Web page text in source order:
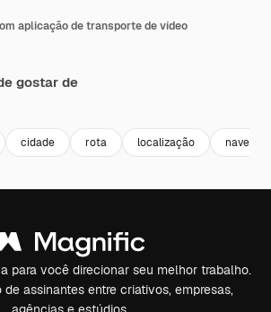
aplicação de transporte de vídeo
gostar de
cidade rota localização
para você direcionar seu melhor trabalho.
de assinantes entre criativos, empresas,